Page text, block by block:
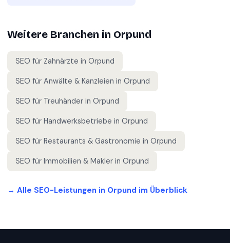
Weitere Branchen in Orpund
SEO für Zahnärzte in Orpund
SEO für Anwälte & Kanzleien in Orpund
SEO für Treuhänder in Orpund
SEO für Handwerksbetriebe in Orpund
SEO für Restaurants & Gastronomie in Orpund
SEO für Immobilien & Makler in Orpund
→ Alle SEO-Leistungen in Orpund im Überblick